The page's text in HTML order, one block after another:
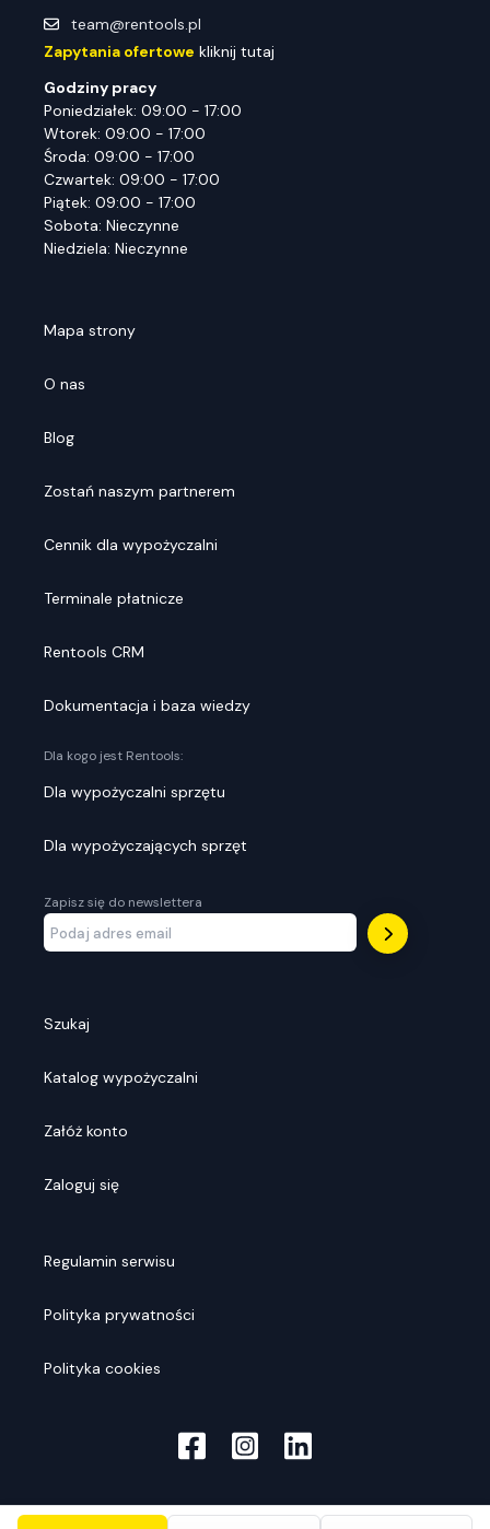
team@rentools.pl
Zapytania ofertowe kliknij tutaj
Godziny pracy
Poniedziałek: 09:00 - 17:00
Wtorek: 09:00 - 17:00
Środa: 09:00 - 17:00
Czwartek: 09:00 - 17:00
Piątek: 09:00 - 17:00
Sobota: Nieczynne
Niedziela: Nieczynne
Mapa strony
O nas
Blog
Zostań naszym partnerem
Cennik dla wypożyczalni
Terminale płatnicze
Rentools CRM
Dokumentacja i baza wiedzy
Dla kogo jest Rentools:
Dla wypożyczalni sprzętu
Dla wypożyczających sprzęt
Zapisz się do newslettera
Szukaj
Katalog wypożyczalni
Załóż konto
Zaloguj się
Regulamin serwisu
Polityka prywatności
Polityka cookies